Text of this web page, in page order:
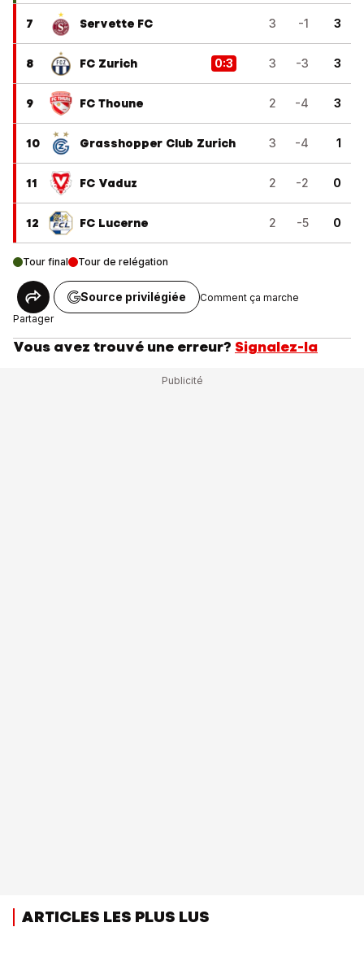
7 Servette FC 3 -1 3
8 FC Zurich 0:3 3 -3 3
9 FC Thoune 2 -4 3
10 Grasshopper Club Zurich 3 -4 1
11 FC Vaduz 2 -2 0
12 FC Lucerne 2 -5 0
Tour final Tour de relégation
Partager
Source privilégiée Comment ça marche
Vous avez trouvé une erreur? Signalez-la
ARTICLES LES PLUS LUS